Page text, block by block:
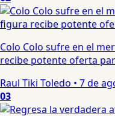
Colo Colo sufre en el
recibe potente oferta
Raul Tiki Toledo • 7 de
03